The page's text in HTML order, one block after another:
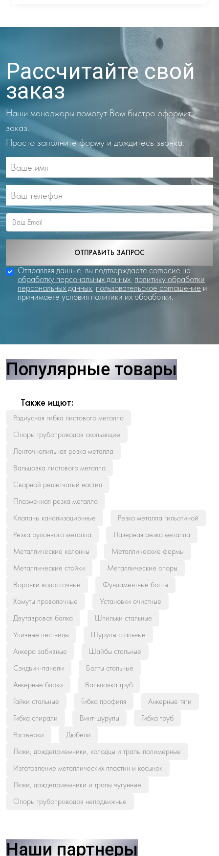
Рассчитайте свой
заказ
Наши менеджеры помогут Вам быстро оформить
заказ.
Просто заполните форму и дождитесь звонка.
ОТПРАВИТЬ ЗАПРОС
Отправляя данные, вы подтверждаете согласие на
обработку персональных данных, политику обработки
персональных данных, пользовательское соглашение и
принимаете условия политики их обработки.
Популярные товары
Также ищют:
Радиусная гибка листового металла
Опоры трубопроводов скользящие
Ленточнопильная резка металла
Вальцовка листового металла
Сварной решетчатый настил
Плазменная резка металла
Клапаны канализационные
Резка металла гильотиной
Резка рулонного металла
Лазерная резка металла
Металлические колонны
Металлические фермы
Металлические стойки
Металлические опоры
Воронки водосточные
Фундаментные болты
Хомуты проволочные
Установки очистные
Двутавровая балка
Шпильки стальные
Уличные лестницы
Шурупы стальные
Анкера забивные
Шайбы стальные
Сэндвич-панели
Болты стальные
Анкерные блоки
Вальцовка труб
Гайки стальные
Гибка профиля
Анкерные тяги
Гибка спирали
Винт-шурупы
Гибка труб
Ростверки
Дюбели
Люки, дождеприемники, колодцы и трапы полимерные
Изготовление металлических пластин и косынок
Люки, дождеприемники и трапы чугунные
Опоры трубопроводов неподвижные
Наши партнеры